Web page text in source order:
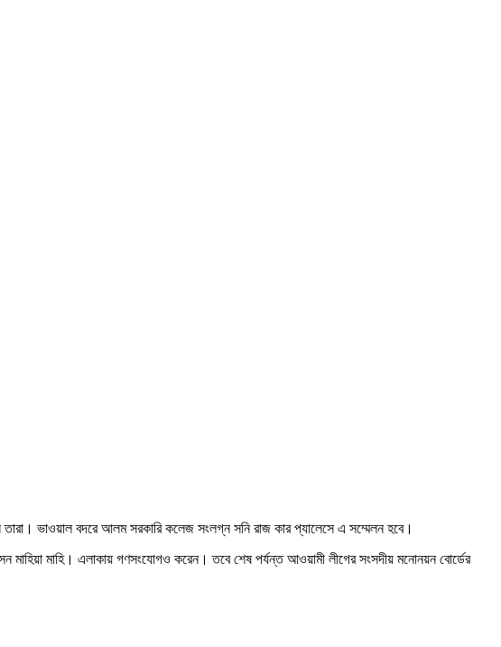
তারা। ভাওয়াল বদরে আলম সরকারি কলেজ সংলগ্ন সনি রাজ কার প্যালেসে এ সম্মেলন হবে।
মাহি। এলাকায় গণসংযোগও করেন। তবে শেষ পর্যন্ত আওয়ামী লীগের সংসদীয় মনোনয়ন বোর্ডের